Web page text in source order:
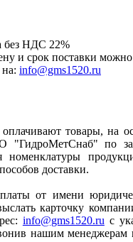
без НДС 22%
и срок поставки можно
info@gms1520.ru
товары, на
"ГидроМетСнаб" по
номенклатуры
доставки.
от имени
карточку
info@gms1520.ru с
нашим менеджерам